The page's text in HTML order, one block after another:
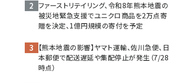
ファーストリテイリング、令和8年熊本地震の
被災地緊急支援でユニクロ商品を2万点寄
贈を決定、1億円規模の寄付を予定
【熊本地震の影響】ヤマト運輸、佐川急便、日
本郵便で配送遅延や集配停止が発生（7/28
時点）